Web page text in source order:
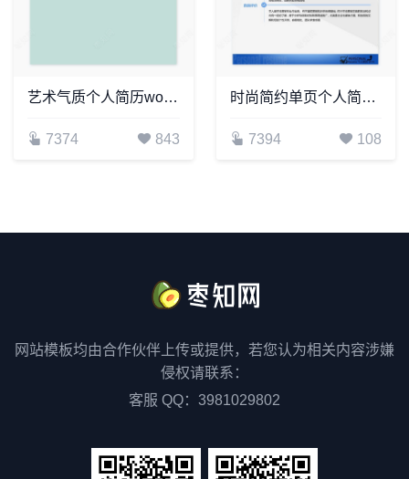
艺术气质个人简历word模板共四页(10)
7374 843
时尚简约单页个人简历word文档(11)
7394 108
网站模板均由合作伙伴上传或提供，若您认为相关内容涉嫌
侵权请联系：
客服 QQ：3981029802